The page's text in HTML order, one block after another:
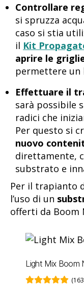
Controllare
si spruzza
caso si stia
il Kit
aprire le
permettere un
Effettuare il
sarà possibile
radici che
Per questo si
nuovo
direttamente,
substrato e
Per il trapianto
l’uso di un
offerti da Boom
Light Mix Boom